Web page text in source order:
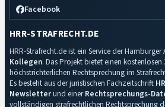
Facebook
HRR-STRAFRECHT.DE
HRR-Strafrecht.de ist ein Service der
Kollegen. Das Projekt bietet einen
höchstrichterlichen Rechtsprechung im
Es besteht aus der juristischen Fachzeitschrift
Newsletterund einerRechtsprechungs-
vollständigen strafrechtlichen Rechtsprechung